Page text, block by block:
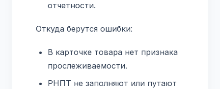
отчетности.
Откуда берутся ошибки:
В карточке товара нет признака
прослеживаемости.
РНПТ не заполняют или путают